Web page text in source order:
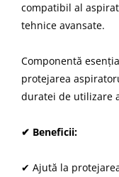
compatibil al
tehnice avansate.
Componentă
protejarea
duratei de utilizare
✔ Beneficii:
✔ Ajută la